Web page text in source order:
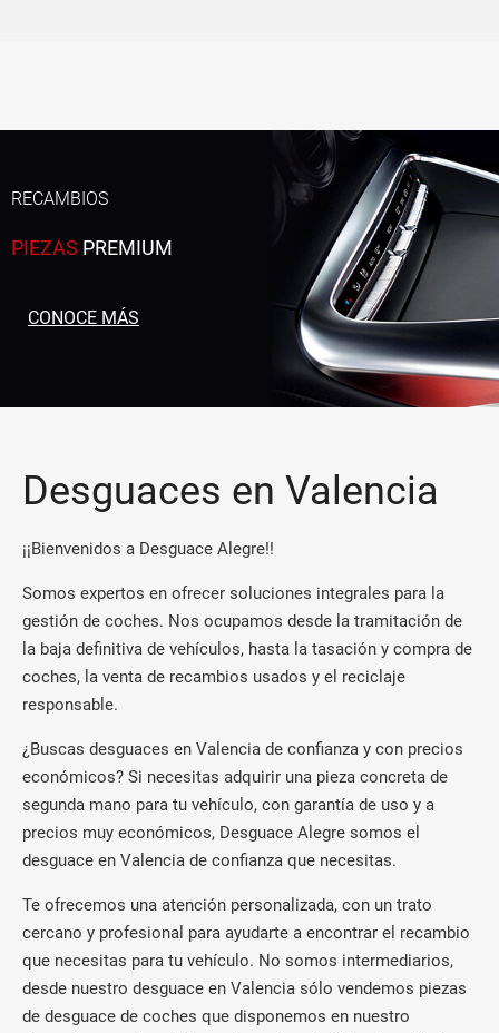
RECAMBIOS
PIEZAS PREMIUM
CONOCE MÁS
Desguaces en Valencia
¡¡Bienvenidos a Desguace Alegre!!
Somos expertos en ofrecer soluciones integrales para la
gestión de coches. Nos ocupamos desde la tramitación de
la baja definitiva de vehículos, hasta la tasación y compra de
coches, la venta de recambios usados y el reciclaje
responsable.
¿Buscas desguaces en Valencia de confianza y con precios
económicos? Si necesitas adquirir una pieza concreta de
segunda mano para tu vehículo, con garantía de uso y a
precios muy económicos, Desguace Alegre somos el
desguace en Valencia de confianza que necesitas.
Te ofrecemos una atención personalizada, con un trato
cercano y profesional para ayudarte a encontrar el recambio
que necesitas para tu vehículo. No somos intermediarios,
desde nuestro desguace en Valencia sólo vendemos piezas
de desguace de coches que disponemos en nuestro